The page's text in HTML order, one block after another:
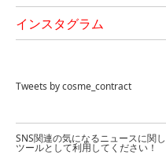
インスタグラム
Tweets by cosme_contract
SNS関連の気になるニュースに関
ツールとして利用してください！